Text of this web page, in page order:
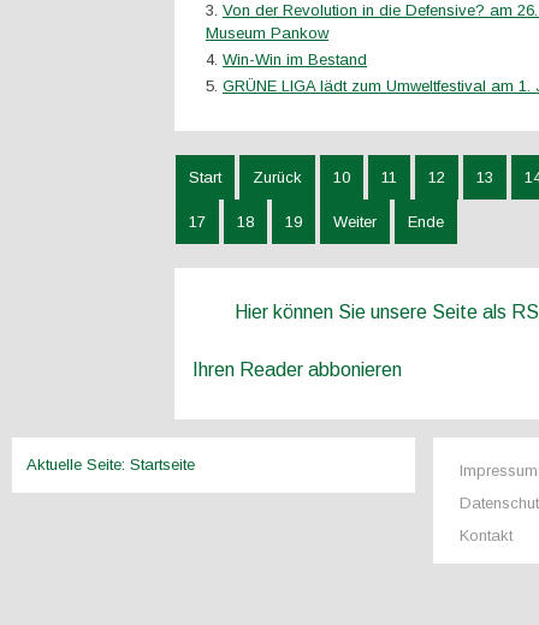
Von der Revolution in die Defensive? am
Museum Pankow
Win-Win im Bestand
GRÜNE LIGA lädt zum Umweltfestival am 1.
Start Zurück 10 11 12 13
17 18 19 Weiter Ende
Hier können Sie unsere Seite als
Ihren Reader abbonieren
Aktuelle Seite: Startseite
Impressum
Kontakt